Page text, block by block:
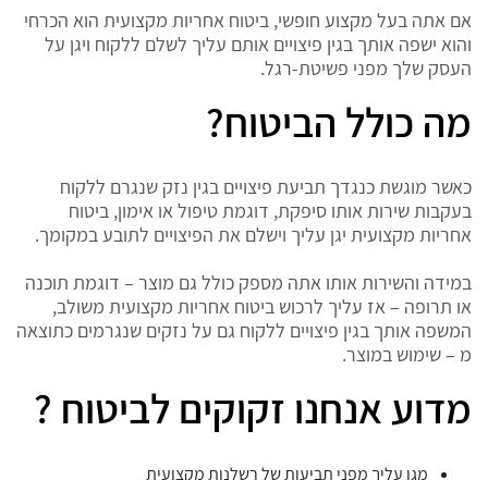
אם אתה בעל מקצוע חופשי, ביטוח אחריות מקצועית הוא הכרחי
והוא ישפה אותך בגין פיצויים אותם עליך לשלם ללקוח ויגן על
העסק שלך מפני פשיטת-רגל.
מה כולל הביטוח?
כאשר מוגשת כנגדך תביעת פיצויים בגין נזק שנגרם ללקוח
בעקבות שירות אותו סיפקת, דוגמת טיפול או אימון, ביטוח
אחריות מקצועית יגן עליך וישלם את הפיצויים לתובע במקומך.
במידה והשירות אותו אתה מספק כולל גם מוצר – דוגמת תוכנה
או תרופה – אז עליך לרכוש ביטוח אחריות מקצועית משולב,
המשפה אותך בגין פיצויים ללקוח גם על נזקים שנגרמים כתוצאה
מ – שימוש במוצר.
מדוע אנחנו זקוקים לביטוח ?
מגן עליך מפני תביעות של רשלנות מקצועית